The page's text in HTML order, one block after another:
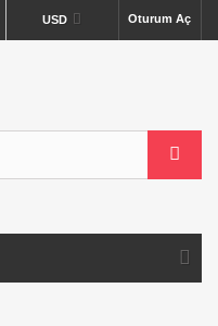
Oturum Aç
USD